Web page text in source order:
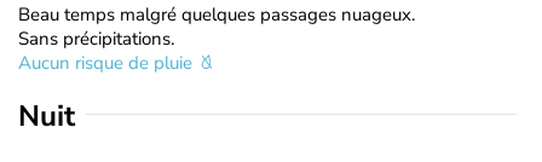
Beau temps malgré quelques passages nuageux.
Sans précipitations.
Aucun risque de pluie
Nuit